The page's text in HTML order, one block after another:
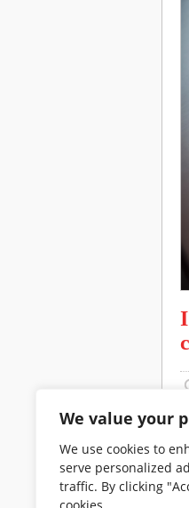
We value your
We use cookies to
serve personalized
traffic. By clicking